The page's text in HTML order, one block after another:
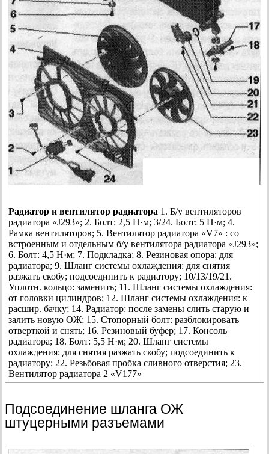
Радиатор и вентилятор радиатора 1. Б/у вентиляторов
радиатора «J293»; 2. Болт: 2,5 Н·м; 3/24. Болт: 5 Н·м; 4.
Рамка вентиляторов; 5. Вентилятор радиатора «V7» : со
встроенным и отдельным б/у вентилятора радиатора «J293»;
6. Болт: 4,5 Н·м; 7. Подкладка; 8. Резиновая опора: для
радиатора; 9. Шланг системы охлаждения: для снятия
разжать скобу; подсоединить к радиатору; 10/13/19/21.
Уплотн. кольцо: заменить; 11. Шланг системы охлаждения:
от головки цилиндров; 12. Шланг системы охлаждения: к
расшир. бачку; 14. Радиатор: после замены слить старую и
залить новую ОЖ; 15. Стопорный болт: разблокировать
отверткой и снять; 16. Резиновый буфер; 17. Консоль
радиатора; 18. Болт: 5,5 Н·м; 20. Шланг системы
охлаждения: для снятия разжать скобу; подсоединить к
радиатору; 22. Резьбовая пробка сливного отверстия; 23.
Вентилятор радиатора 2 «V177»
Подсоединение шланга ОЖ
штуцерными разъемами